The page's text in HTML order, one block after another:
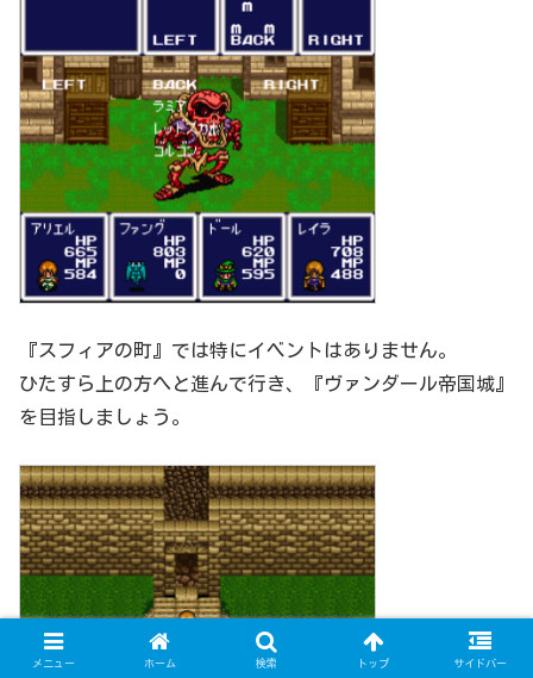
『スフィアの町』では特にイベントはありません。
ひたすら上の方へと進んで行き、『ヴァンダール帝国城』
を目指しましょう。
メニュー ホーム 検索 トップ サイドバー